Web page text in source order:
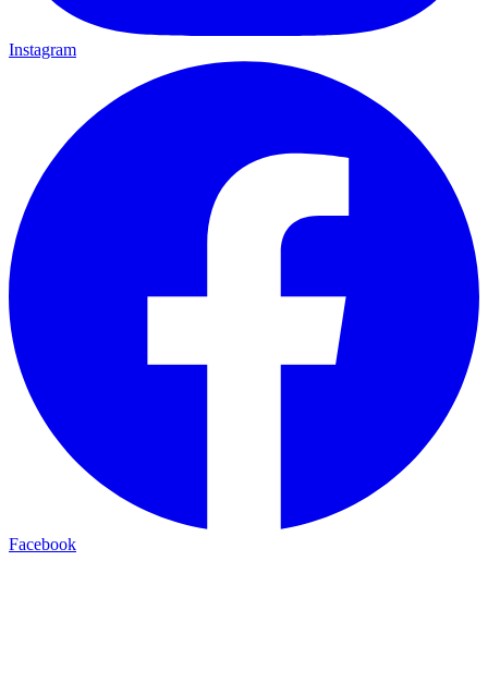
Instagram
Facebook